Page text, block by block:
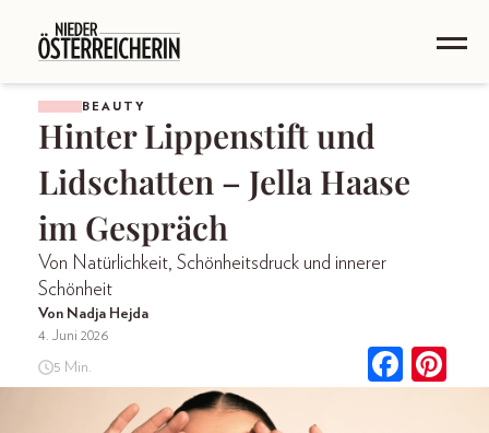
BEAUTY
Hinter Lippenstift und
Lidschatten – Jella Haase
im Gespräch
Von Natürlichkeit, Schönheitsdruck und innerer
Schönheit
Von Nadja Hejda
4. Juni 2026
5 Min.